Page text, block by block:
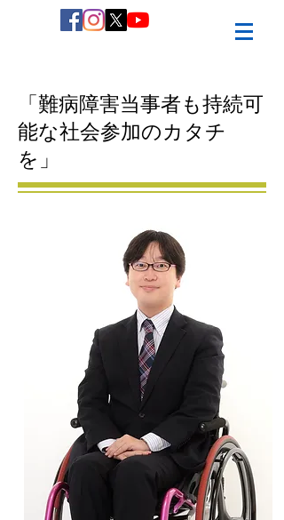
「難病障害当事者も持続可
能な社会参加のカタチ
を 」